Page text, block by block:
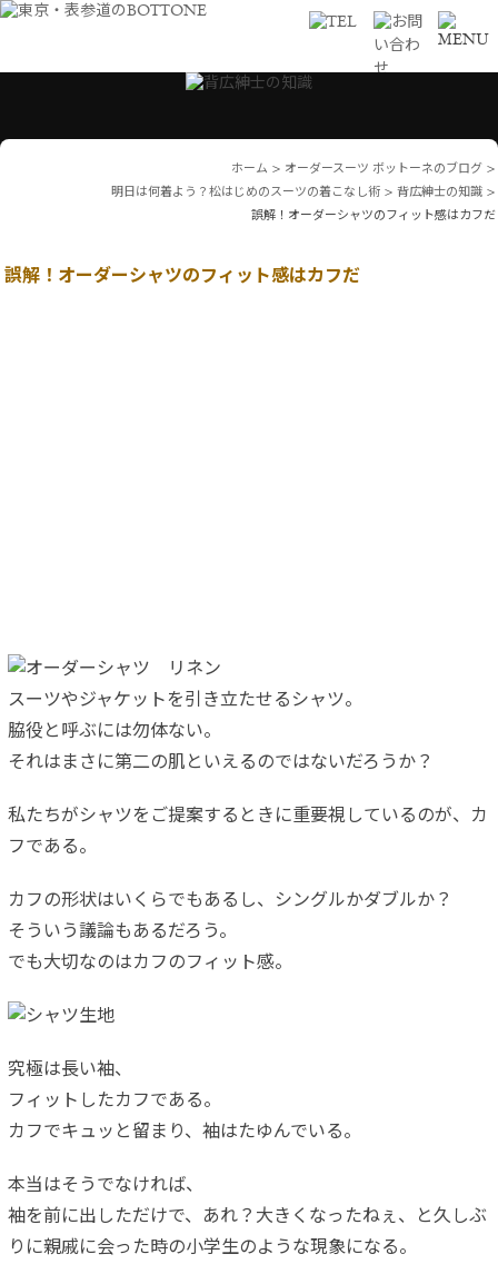
ホーム > オーダースーツ ボットーネのブログ >
明日は何着よう？松はじめのスーツの着こなし術 > 背広紳士の知識 >
誤解！オーダーシャツのフィット感はカフだ
誤解！オーダーシャツのフィット感はカフだ
スーツやジャケットを引き立たせるシャツ。
脇役と呼ぶには勿体ない。
それはまさに第二の肌といえるのではないだろうか？
私たちがシャツをご提案するときに重要視しているのが、カ
フである。
カフの形状はいくらでもあるし、シングルかダブルか？
そういう議論もあるだろう。
でも大切なのはカフのフィット感。
究極は長い袖、
フィットしたカフである。
カフでキュッと留まり、袖はたゆんでいる。
本当はそうでなければ、
袖を前に出しただけで、あれ？大きくなったねぇ、と久しぶ
りに親戚に会った時の小学生のような現象になる。